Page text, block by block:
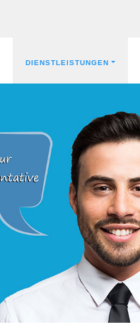
DIENSTLEISTUNGEN